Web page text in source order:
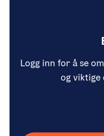
Logg inn for å se
og viktige